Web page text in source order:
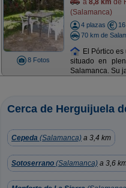
8 Fotos
a 8,8 km de
(Salamanca)
4 plazas
70 km de
El Pórtico
situado en
Salamanca. Su
Cerca de Herguijuela
Cepeda (Salamanca) a 3,4 km
Sotoserrano (Salamanca) a 3,6